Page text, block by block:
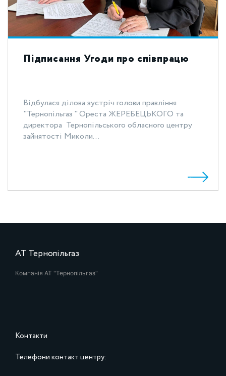
Підписання Угоди про співпрацю
Відбулася ділова зустріч голови правління
"Тернопільгаз " Ореста ЖЕРЕБЕЦЬКОГО та
директора Тернопільського обласного центру
зайнятості Миколи...
АТ Тернопільгаз
Компанія АТ "Тернопільгаз"
Контакти
Телефони контакт центру: